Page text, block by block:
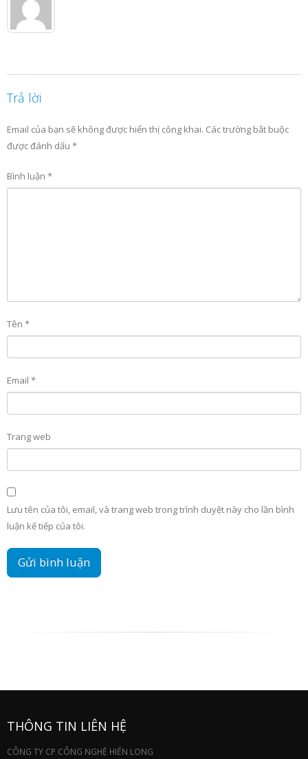
Trả lời
Email của bạn sẽ không được hiển thị công khai. Các trường bắt buộc
được đánh dấu *
Bình luận *
Tên *
Email *
Trang web
Lưu tên của tôi, email, và trang web trong trình duyệt này cho lần bình
luận kế tiếp của tôi.
THÔNG TIN LIÊN HỆ
CÔNG TY CP CÔNG NGHỆ HIỂN LONG